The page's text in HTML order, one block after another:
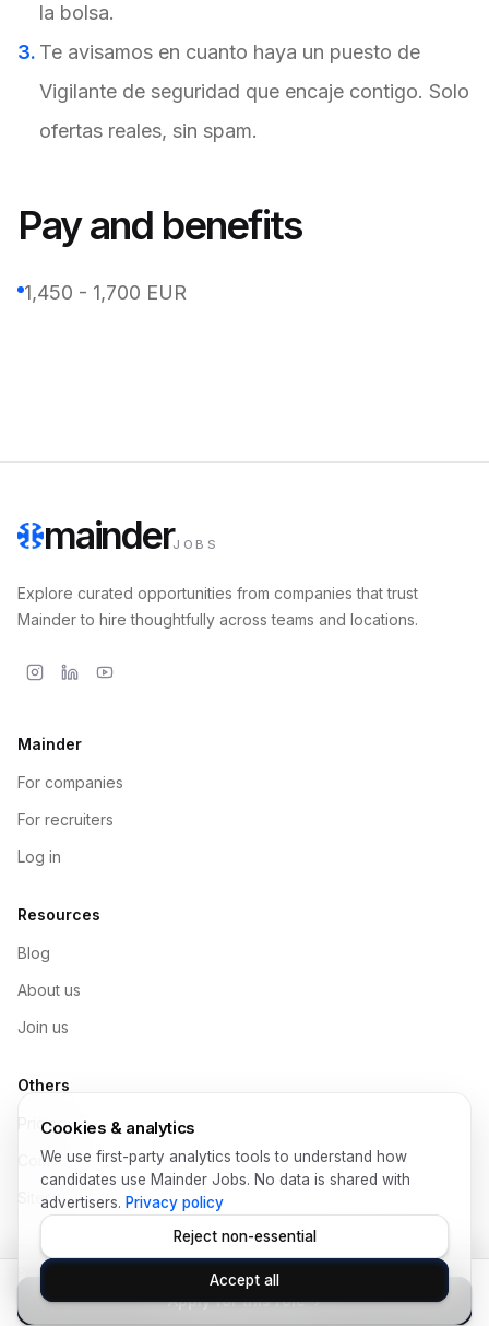
la bolsa.
Te avisamos en cuanto haya un puesto de
Vigilante de seguridad que encaje contigo. Solo
ofertas reales, sin spam.
Pay and benefits
1,450 - 1,700 EUR
Apply for this role ›
mainderJOBS
Explore curated opportunities from companies that trust
Mainder to hire thoughtfully across teams and locations.
Mainder
For companies
For recruiters
Log in
Resources
Blog
About us
Join us
Others
Pricing
Contact
Sitemap
Privacy Policy Terms of Use Legal
Data Protection
© Copyright 2026 Mainder SL
Cookies & analytics
We use first-party analytics tools to understand how
candidates use Mainder Jobs. No data is shared with
advertisers. Privacy policy
Reject non-essential
Accept all